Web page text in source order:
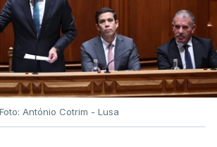
Foto: António Cotrim - Lusa